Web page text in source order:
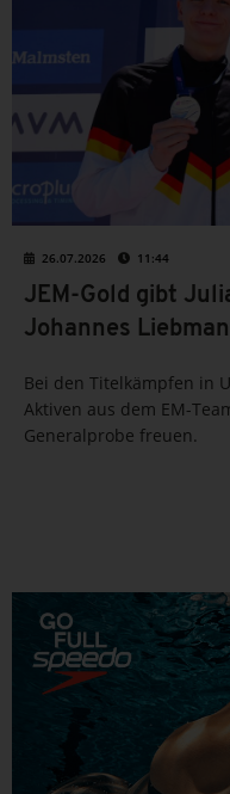
26.07.2026 11:44
JEM-Gold gibt
Johannes
Bei den Titelkämpfen in
Aktiven aus dem EM-
Generalprobe freuen.